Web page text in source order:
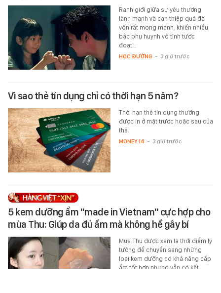
Ranh giới giữa sự yêu thương
lành mạnh và can thiệp quá đà
vốn rất mong manh, khiến nhiều
bậc phụ huynh vô tình tước
đoạt…
HỌC ĐƯỜNG - 3 giờ trước
Vì sao thẻ tín dụng chỉ có thời hạn 5 năm?
Thời hạn thẻ tín dụng thường
được in ở mặt trước hoặc sau của
thẻ.
MONEY.14 - 3 giờ trước
5 kem dưỡng ẩm "made in Vietnam" cực hợp cho
mùa Thu: Giúp da đủ ẩm mà không hề gây bí
Mùa Thu được xem là thời điểm lý
tưởng để chuyển sang những
loại kem dưỡng có khả năng cấp
ẩm tốt hơn nhưng vẫn có kết